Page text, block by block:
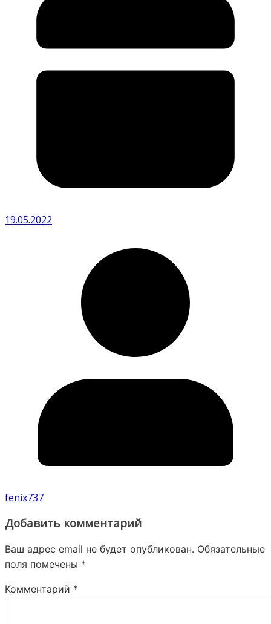
19.05.2022
fenix737
Добавить комментарий
Ваш адрес email не будет опубликован. Обязательные
поля помечены *
Комментарий *